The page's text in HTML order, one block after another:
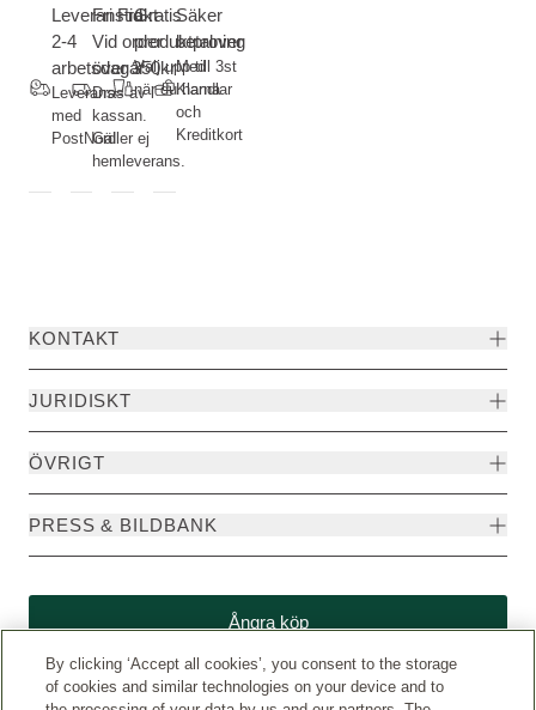
Leveranstid
2-4
arbetsdagar
Leverans
med
PostNord
Fri Frakt-
Vid order
över 350kr
Dras av i
kassan.
Gäller ej
hemleverans.
Gratis
produktprover
Välj upp till 3st
när du handlar
Säker
betalning
Med
Klarna
och
Kreditkort
KONTAKT
JURIDISKT
ÖVRIGT
PRESS & BILDBANK
Ångra köp
By clicking ‘Accept all cookies’, you consent to the storage
of cookies and similar technologies on your device and to